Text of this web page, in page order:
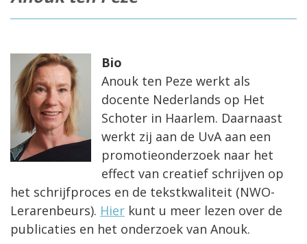
Bio
Anouk ten Peze werkt als
docente Nederlands op Het
Schoter in Haarlem. Daarnaast
werkt zij aan de UvA aan een
promotieonderzoek naar het
effect van creatief schrijven op
het schrijfproces en de tekstkwaliteit (NWO-
Lerarenbeurs). Hier kunt u meer lezen over de
publicaties en het onderzoek van Anouk.